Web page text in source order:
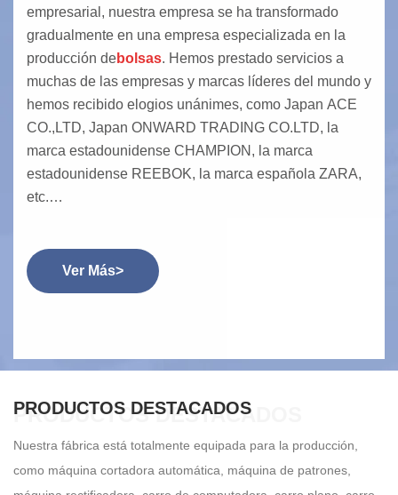
empresarial, nuestra empresa se ha transformado
gradualmente en una empresa especializada en la
producción debolsas. Hemos prestado servicios a
muchas de las empresas y marcas líderes del mundo y
hemos recibido elogios unánimes, como Japan ACE
CO.,LTD, Japan ONWARD TRADING CO.LTD, la
marca estadounidense CHAMPION, la marca
estadounidense REEBOK, la marca española ZARA,
etc.
en 2014. Actualmente, cuenta con 400 empleados. La
empresa camboyana ha obtenido certificaciones de
mochilas deportivas y bolsas de lona. Luego de 10
reconocimiento de los clientes por su eficiencia y
Ver Más>
PRODUCTOS DESTACADOS
PRODUCTOS DESTACADOS
Nuestra fábrica está totalmente equipada para la producción,
como máquina cortadora automática, máquina de patrones,